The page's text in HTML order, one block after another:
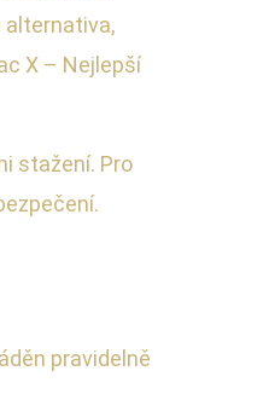
alternativa,
X – Nejlepší
stažení. Pro
pravidelně